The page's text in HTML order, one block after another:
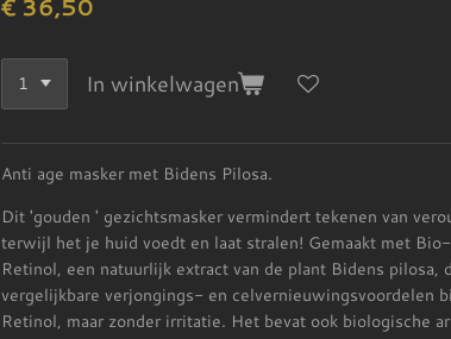
In winkelwagen
Anti age masker met Bidens Pilosa.
Dit 'gouden ' gezichtsmasker vermindert tekenen van
terwijl het je huid voedt en laat stralen! Gemaakt met Bio-
Retinol, een natuurlijk extract van de plant Bidens pilosa,
vergelijkbare verjongings- en celvernieuwingsvoordelen
Retinol, maar zonder irritatie. Het bevat ook biologische